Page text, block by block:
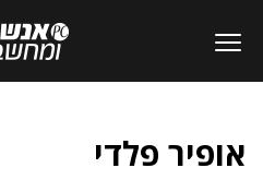
אופיר פלדי